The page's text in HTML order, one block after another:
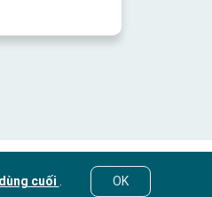
cuối OK